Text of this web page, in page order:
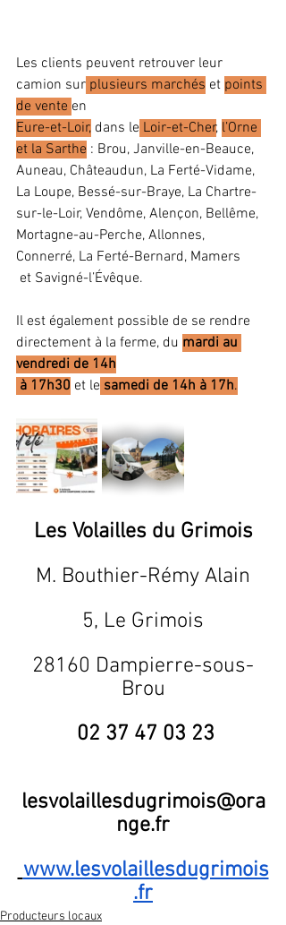
Les clients peuvent retrouver leur
camion sur plusieurs marchés et points
de vente en
Eure-et-Loir, dans le Loir-et-Cher, l’Orne
et la Sarthe : Brou, Janville-en-Beauce,
Auneau, Châteaudun, La Ferté-Vidame,
La Loupe, Bessé-sur-Braye, La Chartre-
sur-le-Loir, Vendôme, Alençon, Bellême,
Mortagne-au-Perche, Allonnes,
Connerré, La Ferté-Bernard, Mamers
et Savigné-l’Évêque.
Il est également possible de se rendre
directement à la ferme, du mardi au
vendredi de 14h
à 17h30 et le samedi de 14h à 17h.
Les Volailles du Grimois
M. Bouthier-Rémy Alain
5, Le Grimois
28160 Dampierre-sous-
Brou
02 37 47 03 23
lesvolaillesdugrimois@ora
nge.fr
www.lesvolaillesdugrimois
.fr
Producteurs locaux